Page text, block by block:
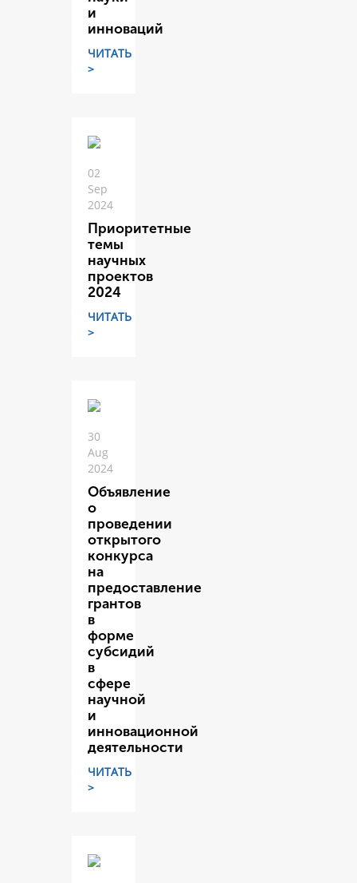
и
инноваций
ЧИТАТЬ
>
02
Sep
2024
Приоритетные
темы
научных
проектов
2024
ЧИТАТЬ
>
30
Aug
2024
Объявление
о
проведении
открытого
конкурса
на
предоставление
грантов
в
форме
субсидий
в
сфере
научной
и
инновационной
деятельности
ЧИТАТЬ
>